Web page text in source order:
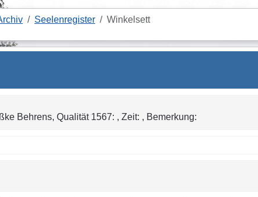
Seelenregister Winkelsett
Behrens, Qualität 1567: , Zeit: , Bemerkung: